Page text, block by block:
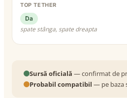
TOP TETHER
Da
spate stânga, spate dreapta
Sursă oficială — confirmat de
Probabil compatibil — pe baza